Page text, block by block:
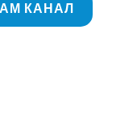
КАНАЛ